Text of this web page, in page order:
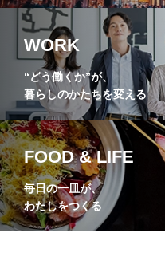
WORK
“どう働くか”が、
暮らしのかたちを変える
FOOD & LIFE
毎日の一皿が、
わたしをつくる